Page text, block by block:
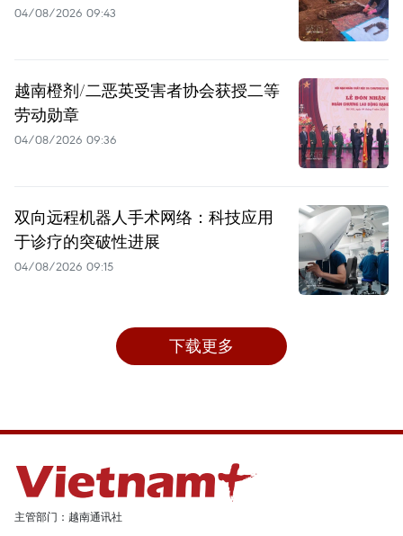
04/08/2026 09:43
越南橙剂/二恶英受害者协会获授二等
劳动勋章
04/08/2026 09:36
双向远程机器人手术网络：科技应用
于诊疗的突破性进展
04/08/2026 09:15
下载更多
主管部门：越南通讯社